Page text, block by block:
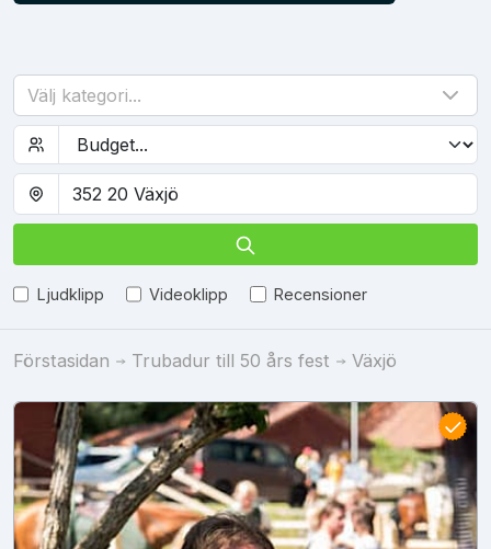
Välj kategori...
Ljudklipp Videoklipp Recensioner
Förstasidan Trubadur till 50 års fest Växjö